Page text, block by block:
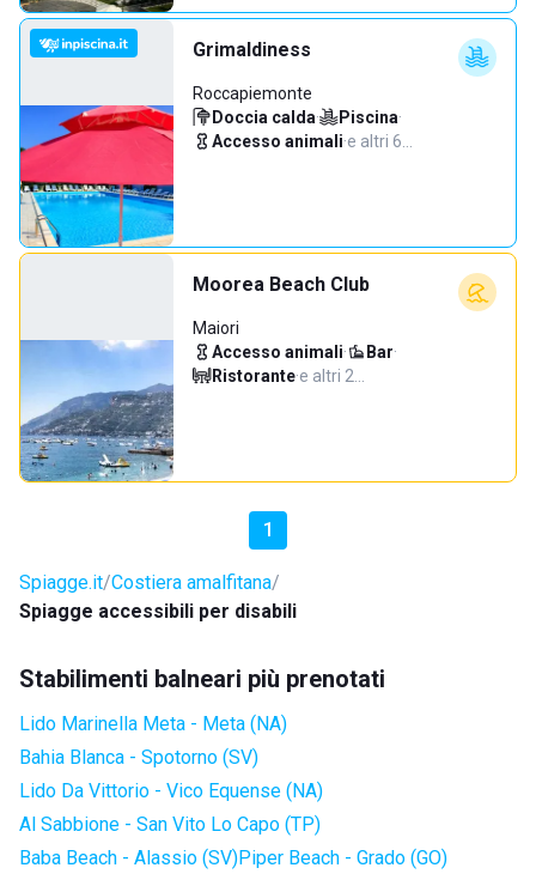
Grimaldiness
Roccapiemonte
Doccia calda· Piscina·
Accesso animali·e altri 6…
Moorea Beach Club
Maiori
Accesso animali· Bar·
Ristorante·e altri 2…
1
Spiagge.it Costiera amalfitana
Spiagge accessibili per disabili
Stabilimenti balneari più prenotati
Lido Marinella Meta - Meta (NA)
Bahia Blanca - Spotorno (SV)
Lido Da Vittorio - Vico Equense (NA)
Al Sabbione - San Vito Lo Capo (TP)
Baba Beach - Alassio (SV)Piper Beach - Grado (GO)